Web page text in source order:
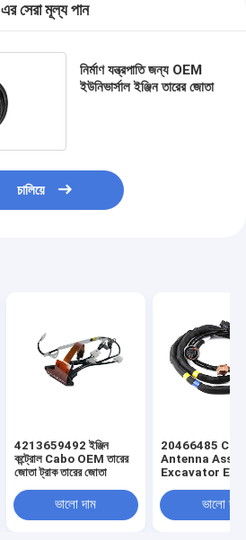
এর সেরা মূল্য পান
নির্মাণ যন্ত্রপাতি জন্য OEM
ইউনিভার্সাল ইঞ্জিন তারের জোতা
চালিয়ে
4213659492 ইঞ্জিন
কন্ট্রোল Cabo OEM তারের
জোতা ট্রাক তারের জোতা
ভালো দাম
20466485
Antenna
Excavator
Harnessভালো দাম